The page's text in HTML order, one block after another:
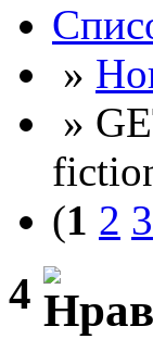
»
»
(1 2 3
4